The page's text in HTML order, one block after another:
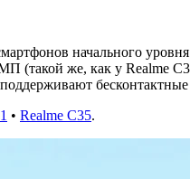
начального
(такой же, как у Realme
• Realme C35.